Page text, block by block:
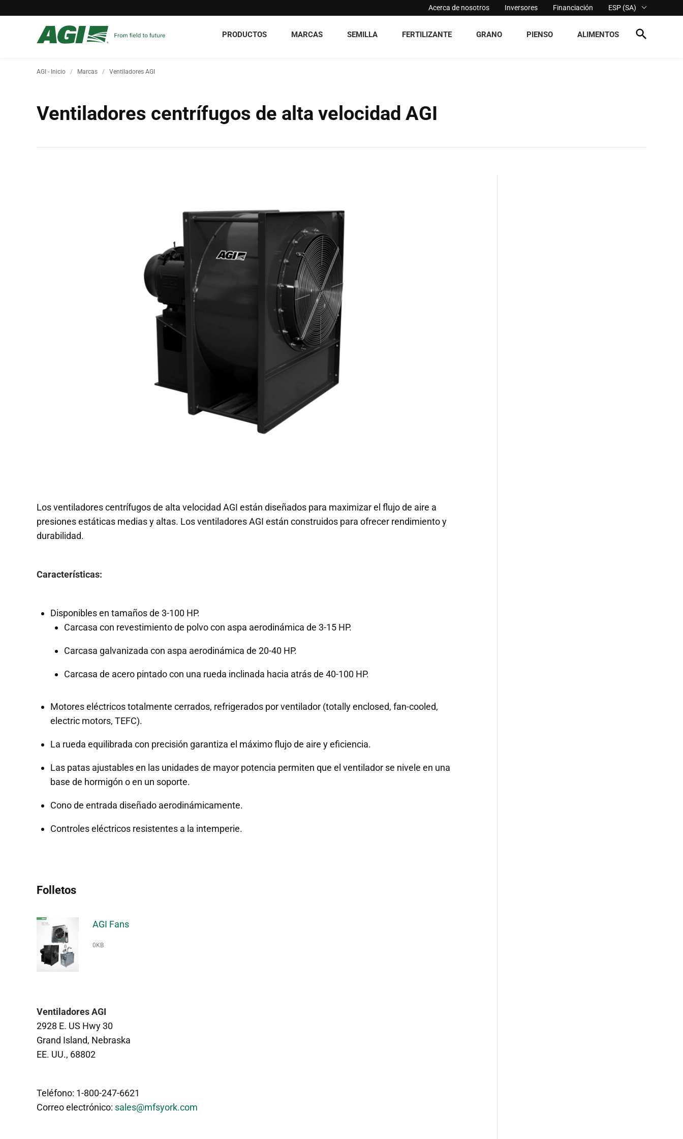
Acerca de nosotros Inversores Financiación ESP (SA)
PRODUCTOS MARCAS SEMILLA FERTILIZANTE GRANO PIENSO ALIMENTOS
AGI - Inicio Marcas Ventiladores AGI
Ventiladores centrífugos de alta velocidad AGI
Los ventiladores centrífugos de alta velocidad AGI están diseñados para maximizar el flujo de aire a
presiones estáticas medias y altas. Los ventiladores AGI están construidos para ofrecer rendimiento y
durabilidad.
Características:
Disponibles en tamaños de 3-100 HP.
Carcasa con revestimiento de polvo con aspa aerodinámica de 3-15 HP.
Carcasa galvanizada con aspa aerodinámica de 20-40 HP.
Carcasa de acero pintado con una rueda inclinada hacia atrás de 40-100 HP.
Motores eléctricos totalmente cerrados, refrigerados por ventilador (totally enclosed, fan-cooled,
electric motors, TEFC).
La rueda equilibrada con precisión garantiza el máximo flujo de aire y eficiencia.
Las patas ajustables en las unidades de mayor potencia permiten que el ventilador se nivele en una
base de hormigón o en un soporte.
Cono de entrada diseñado aerodinámicamente.
Controles eléctricos resistentes a la intemperie.
Folletos
AGI Fans
0KB
Ventiladores AGI
2928 E. US Hwy 30
Grand Island, Nebraska
EE. UU., 68802
Teléfono: 1-800-247-6621
Correo electrónico: sales@mfsyork.com